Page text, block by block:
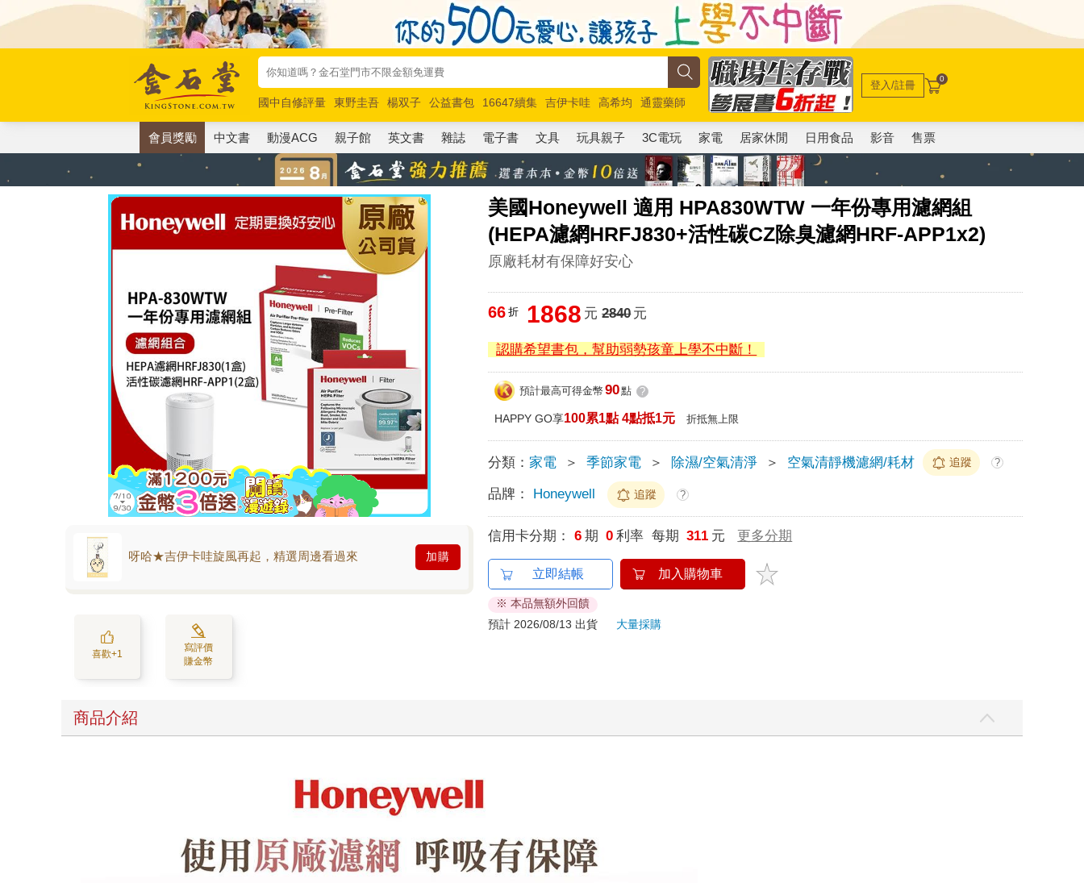
國中自修評量 東野圭吾 楊双子 公益書包 16647續集 吉伊卡哇 高希均
通靈藥師
唯紅花綻放
奧德賽 路邊攤新作 馬斯克 玩具總動員5 超慢跑
登入/註冊 0
會員獎勵 中文書 動漫ACG 親子館 英文書 雜誌 電子書 文具 玩具親子 3C電玩 家電 居家休閒 日用食品 影音 售票
美國Honeywell 適用 HPA830WTW 一年份專用濾網組
(HEPA濾網HRFJ830+活性碳CZ除臭濾網HRF-APP1x2)
原廠耗材有保障好安心
呀哈★吉伊卡哇旋風再起，精選周邊看過來 加購
喜歡+1
寫評價
賺金幣
66 折 1868 元 2840元
認購希望書包，幫助弱勢孩童上學不中斷！
預計最高可得金幣 90點 ?
HAPPY GO享100累1點 4點抵1元 折抵無上限
分類： 家電 ＞ 季節家電 ＞ 除濕/空氣清淨 ＞ 空氣清靜機濾網/耗材 追蹤 ?
品牌： Honeywell 追蹤 ?
信用卡分期： 6 期 0 利率 每期 311 元 更多分期
立即結帳 加入購物車
※ 本品無額外回饋
預計 2026/08/13 出貨
大量採購
商品介紹